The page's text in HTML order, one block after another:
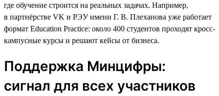
где обучение строится на реальных задачах. Например,
в партнёрстве VK и РЭУ имени Г. В. Плеханова уже работает
формат Education Practice: около 400 студентов проходят кросс-
кампусные курсы и решают кейсы от бизнеса.
Поддержка Минцифры:
сигнал для всех участников